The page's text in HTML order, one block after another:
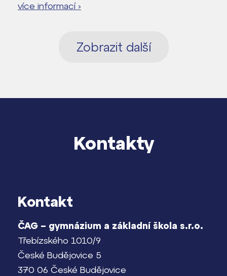
více informací ›
Zobrazit další
Kontakty
Kontakt
ČAG – gymnázium a základní škola s.r.o.
Třebízského 1010/9
České Budějovice 5
370 06 České Budějovice